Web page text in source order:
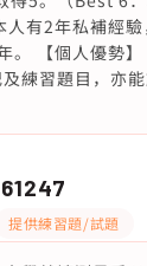
人有2年私補經
。 【個人優勢
練習題目，亦
提供練習題/試題